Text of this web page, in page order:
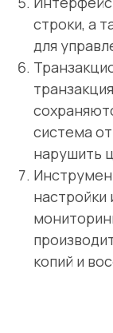
строки, а
для
система
нарушить
настройки
копий и